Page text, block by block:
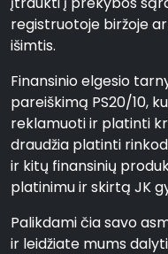
registruotoje biržoje
išimtis.
Finansinio elgesio
pareiškimą PS20/10,
reklamuoti ir platinti
draudžia platinti
ir kitų finansinių
platinimu ir skirtą JK
Palikdami čia savo
ir leidžiate mums